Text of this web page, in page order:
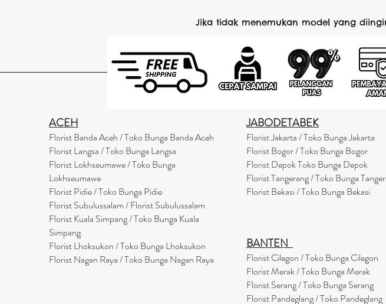
Jika tidak menemukan model yang
ACEH
Florist Banda Aceh / Toko Bunga Banda Aceh
Florist Langsa / Toko Bunga Langsa
Florist Lokhseumawe / Toko Bunga
Lokhseumawe
Florist Pidie / Toko Bunga Pidie
Florist Subulussalam / Florist Subulussalam
Florist Kuala Simpang / Toko Bunga Kuala
Simpang
Florist Lhoksukon / Toko Bunga Lhoksukon
Florist Nagan Raya / Toko Bunga Nagan Raya
JABODETABEK
Florist Jakarta / Toko Bunga Jakarta
Florist Bogor / Toko Bunga Bogor
Florist Depok Toko Bunga Depok
Florist Tangerang / Toko Bunga
Florist Bekasi / Toko Bunga Bekasi
BANTEN
Florist Cilegon / Toko Bunga Cilegon
Florist Merak / Toko Bunga Merak
Florist Serang / Toko Bunga Serang
Florist Pandeglang / Toko Pandeglang